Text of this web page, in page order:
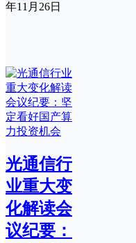
年11月26日
光通信行
业重大变
化解读会
议纪要：